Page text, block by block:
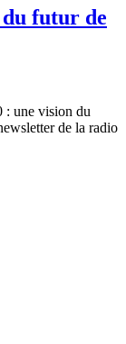
futur de
: une vision du
de la radio